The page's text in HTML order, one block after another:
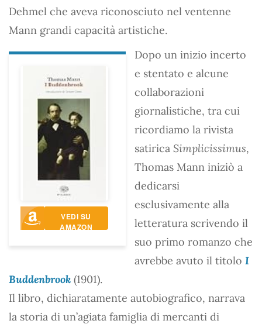
Dehmel che aveva riconosciuto nel ventenne
Mann grandi capacità artistiche.
VEDI SU
AMAZON
Dopo un inizio incerto
e stentato e alcune
collaborazioni
giornalistiche, tra cui
ricordiamo la rivista
satirica Simplicissimus,
Thomas Mann iniziò a
dedicarsi
esclusivamente alla
letteratura scrivendo il
suo primo romanzo che
avrebbe avuto il titolo I
Buddenbrook (1901).
Il libro, dichiaratamente autobiografico, narrava
la storia di un’agiata famiglia di mercanti di